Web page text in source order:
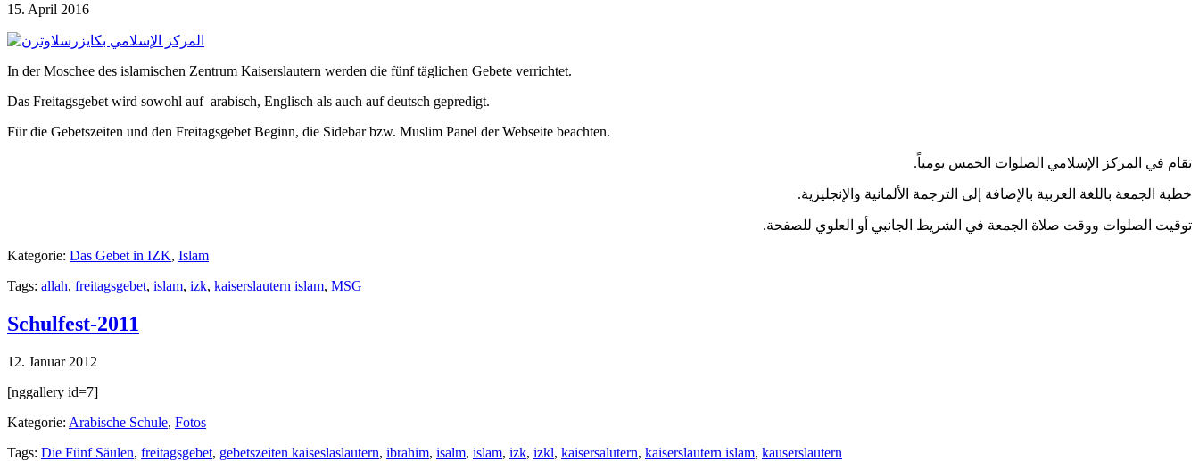
15. April 2016
In der Moschee des islamischen Zentrum Kaiserslautern werden die fünf täglichen Gebete verrichtet.
Das Freitagsgebet wird sowohl auf arabisch, Englisch als auch auf deutsch gepredigt.
Für die Gebetszeiten und den Freitagsgebet Beginn, die Sidebar bzw. Muslim Panel der Webseite beachten.
.تقام في المركز الإسلامي الصلوات الخمس يومياً
.خطبة الجمعة باللغة العربية بالإضافة إلى الترجمة الألمانية والإنجليزية
.توقيت الصلوات ووقت صلاة الجمعة في الشريط الجانبي أو العلوي للصفحة
Kategorie: Das Gebet in IZK, Islam
Tags: allah, freitagsgebet, islam, izk, kaiserslautern islam, MSG
Schulfest-2011
12. Januar 2012
[nggallery id=7]
Kategorie: Arabische Schule, Fotos
Tags: Die Fünf Säulen, freitagsgebet, gebetszeiten kaiseslaslautern, ibrahim, isalm, islam, izk, izkl, kaisersalutern, kaiserslautern islam, kauserslautern